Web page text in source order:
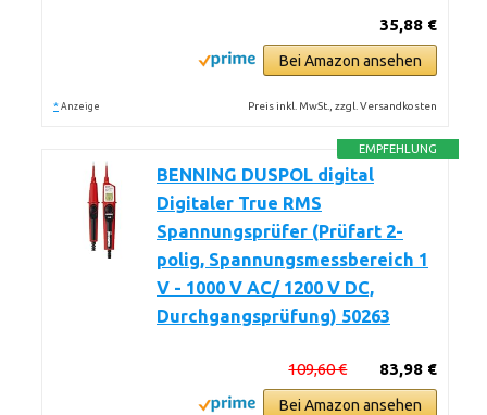
35,88 €
Bei Amazon ansehen
* Anzeige Preis inkl. MwSt., zzgl. Versandkosten
EMPFEHLUNG
BENNING DUSPOL digital
Digitaler True RMS
Spannungsprüfer (Prüfart 2-
polig, Spannungsmessbereich 1
V - 1000 V AC/ 1200 V DC,
Durchgangsprüfung) 50263
83,98 €
109,60 €
Bei Amazon ansehen